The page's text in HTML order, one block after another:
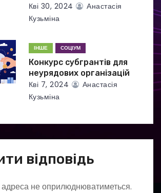
Кві 30, 2024
Анастасія
Кузьміна
ІНШЕ СОЦІУМ
Конкурс субгрантів для
неурядових організацій
Кві 7, 2024
Анастасія
Кузьміна
відповідь
не оприлюднюватиметься.